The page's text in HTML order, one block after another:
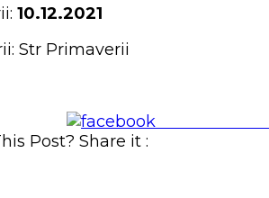
10.12.2021
Str Primaverii
Post? Share it :